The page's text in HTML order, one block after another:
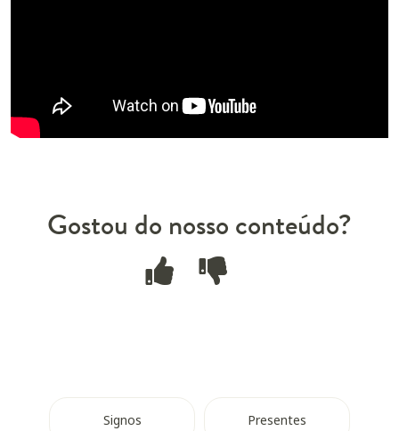
Gostou do nosso conteúdo?
Signos Presentes